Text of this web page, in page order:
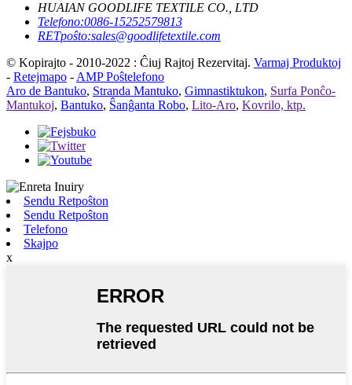
HUAIAN GOODLIFE TEXTILE CO., LTD
Telefono:0086-15252579813
RETpoŝto:sales@goodlifetextile.com
© Kopirajto - 2010-2022 : Ĉiuj Rajtoj Rezervitaj. Varmaj Produktoj
- Retejmapo - AMP Poŝtelefono
Aro de Bantuko, Stranda Mantuko, Gimnastiktukon, Surfa Ponĉo-
Mantukoj, Bantuko, Ŝanĝanta Robo, Lito-Aro, Kovrilo, ktp.
Sendu Retpoŝton
Sendu Retpoŝton
Telefono
Skajpo
x